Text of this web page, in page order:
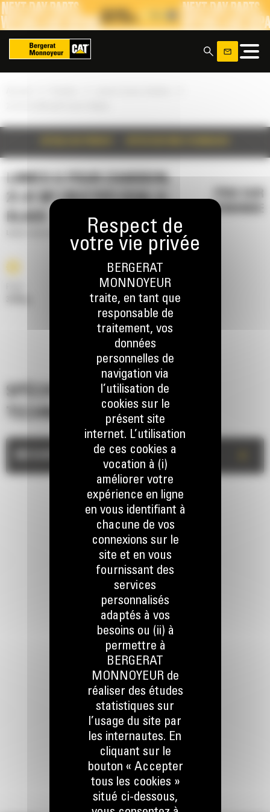
LAMES U POUR CHARBON,
21.41 M³ (28.0 YD³) COAL U-
DEMANDE
SPÉCIFICATIONS
TECHNIQUES
RESTONS EN CONTACT
Appelez-nous
078 157 767
Écrivez-nous
ENVOYER LA DEMANDE
Panneau de gestion des cookies
BERGERAT
MONNOYEUR
traite, en tant que
responsable de
traitement, vos
données
personnelles de
navigation via
l’utilisation de
cookies sur le
présent site
internet. L’utilisation
de ces cookies a
vocation à (i)
améliorer votre
expérience en ligne
en vous identifiant à
chacune de vos
connexions sur le
site et en vous
fournissant des
services
personnalisés
adaptés à vos
besoins ou (ii) à
permettre à
BERGERAT
MONNOYEUR de
réaliser des études
statistiques sur
l’usage du site par
les internautes. En
cliquant sur le
bouton « Accepter
tous les cookies »
situé ci-dessous,